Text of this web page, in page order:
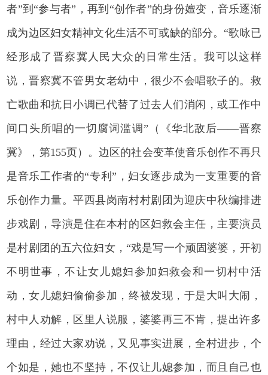
者”到“参与者”，再到“创作者”的身份嬗变，音乐逐渐
成为边区妇女精神文化生活不可或缺的部分。“歌咏已
经形成了晋察冀人民大众的日常生活。我可以这样
说，晋察冀不管男女老幼中，很少不会唱歌子的。救
亡歌曲和抗日小调已代替了过去人们消闲，或工作中
间口头所唱的一切腐词滥调”（《华北敌后——晋察
冀》，第155页）。边区的社会变革使音乐创作不再只
是音乐工作者的“专利”，妇女逐步成为一支重要的音
乐创作力量。平西县岗南村村剧团为迎庆中秋编排进
步戏剧，导演是住在本村的区妇救会主任，主要演员
是村剧团的五六位妇女，“戏是写一个顽固婆婆，开初
不明世事，不让女儿媳妇参加妇救会和一切村中活
动，女儿媳妇偷偷参加，终被发现，于是大叫大闹，
村中人劝解，区里人说服，婆婆再三不肯，提出许多
理由，经过大家劝说，又见事实进展，全村进步，个
个如是，她也不坚持，不仅让儿媳参加，而且自己也